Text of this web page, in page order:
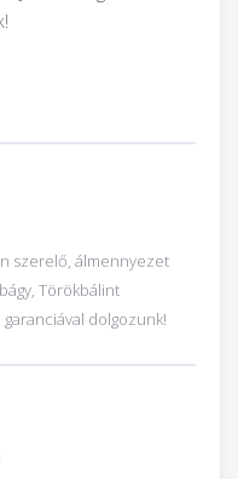
szerelő, álmennyezet
Törökbálint
dolgozunk!